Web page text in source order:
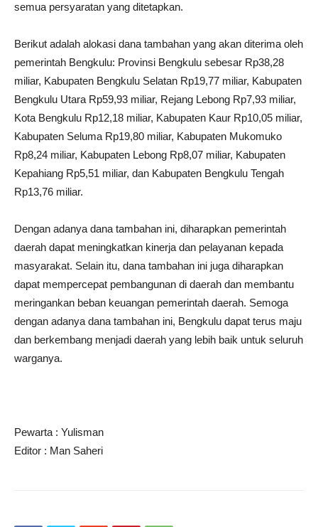
semua persyaratan yang ditetapkan.
Berikut adalah alokasi dana tambahan yang akan diterima oleh
pemerintah Bengkulu: Provinsi Bengkulu sebesar Rp38,28
miliar, Kabupaten Bengkulu Selatan Rp19,77 miliar, Kabupaten
Bengkulu Utara Rp59,93 miliar, Rejang Lebong Rp7,93 miliar,
Kota Bengkulu Rp12,18 miliar, Kabupaten Kaur Rp10,05 miliar,
Kabupaten Seluma Rp19,80 miliar, Kabupaten Mukomuko
Rp8,24 miliar, Kabupaten Lebong Rp8,07 miliar, Kabupaten
Kepahiang Rp5,51 miliar, dan Kabupaten Bengkulu Tengah
Rp13,76 miliar.
Dengan adanya dana tambahan ini, diharapkan pemerintah
daerah dapat meningkatkan kinerja dan pelayanan kepada
masyarakat. Selain itu, dana tambahan ini juga diharapkan
dapat mempercepat pembangunan di daerah dan membantu
meringankan beban keuangan pemerintah daerah. Semoga
dengan adanya dana tambahan ini, Bengkulu dapat terus maju
dan berkembang menjadi daerah yang lebih baik untuk seluruh
warganya.
Pewarta : Yulisman
Editor : Man Saheri